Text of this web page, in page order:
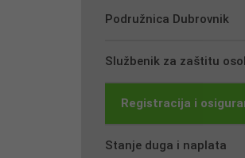
Podružnica Dubrovnik
Službenik za zaštitu
Registracija i
Stanje duga i naplata